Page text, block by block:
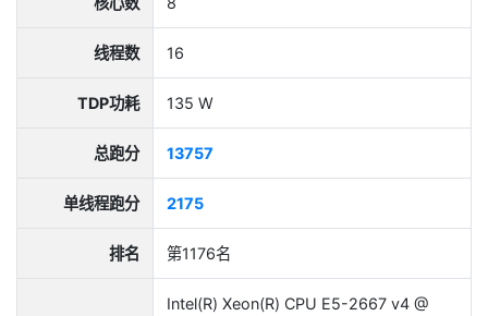
线程数 16
TDP功耗 135 W
总跑分 13757
单线程跑分 2175
排名 第1176名
Intel(R) Xeon(R) CPU E5-2667 v4 @